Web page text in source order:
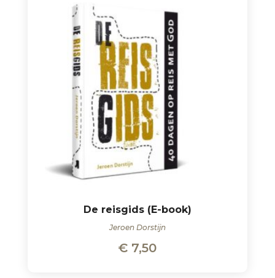
De reisgids (E-book)
Jeroen Dorstijn
€ 7,50